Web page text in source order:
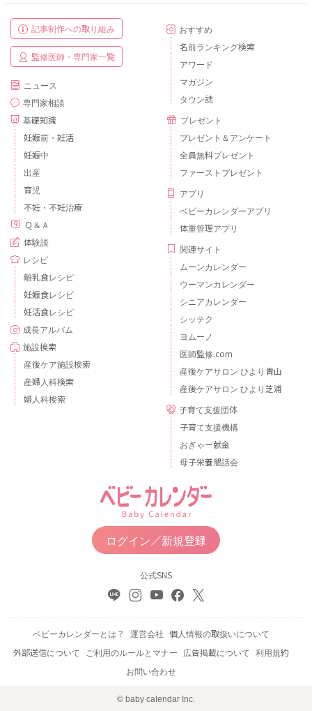
記事制作への取り組み
監修医師・専門家一覧
ニュース
専門家相談
基礎知識
妊娠前・妊活
妊娠中
出産
育児
不妊・不妊治療
Ｑ＆Ａ
体験談
レシピ
離乳食レシピ
妊娠食レシピ
妊活食レシピ
成長アルバム
施設検索
産後ケア施設検索
産婦人科検索
婦人科検索
おすすめ
名前ランキング検索
アワード
マガジン
タウン誌
プレゼント
プレゼント＆アンケート
全員無料プレゼント
ファーストプレゼント
アプリ
ベビーカレンダーアプリ
体重管理アプリ
関連サイト
ムーンカレンダー
ウーマンカレンダー
シニアカレンダー
シッテク
ヨムーノ
医師監修.com
産後ケアサロン ひより青山
産後ケアサロン ひより芝浦
子育て支援団体
子育て支援機構
おぎゃー献金
母子栄養懇話会
ログイン／新規登録
公式SNS
ベビーカレンダーとは？ 運営会社 個人情報の取扱いについて
外部送信について
ご利用のルールとマナー 広告掲載について 利用規約
お問い合わせ
© baby calendar Inc.